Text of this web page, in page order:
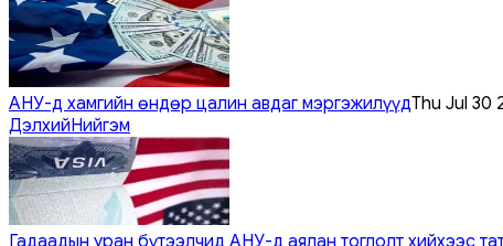
АНУ-д хамгийн өндөр цалин авдаг мэргэжилүүдThu Jul 30
ДэлхийНийгэм
Гадаадын уран бүтээлчид АНУ-д аялан тоглолт хийхээс